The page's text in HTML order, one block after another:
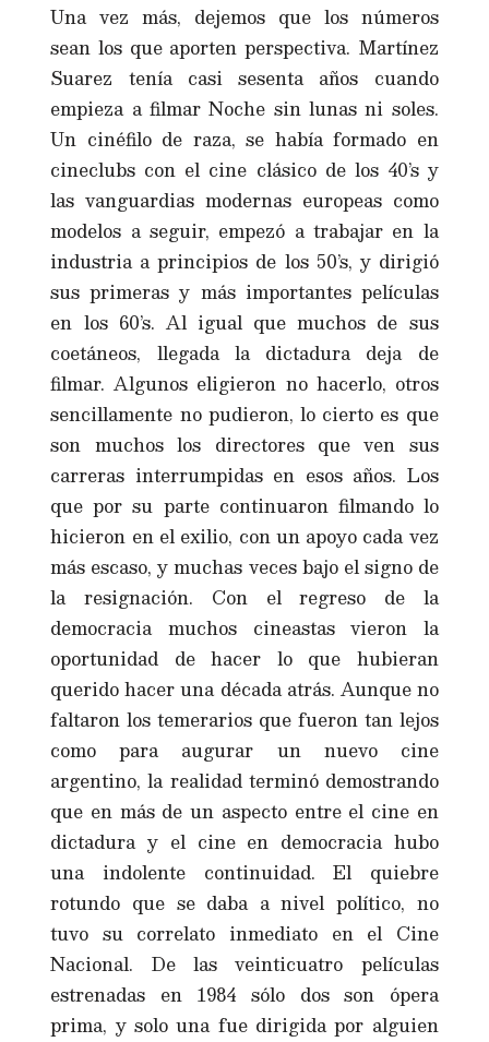
Una vez más, dejemos que los números
sean los que aporten perspectiva. Martínez
Suarez tenía casi sesenta años cuando
empieza a filmar Noche sin lunas ni soles.
Un cinéfilo de raza, se había formado en
cineclubs con el cine clásico de los 40’s y
las vanguardias modernas europeas como
modelos a seguir, empezó a trabajar en la
industria a principios de los 50’s, y dirigió
sus primeras y más importantes películas
en los 60’s. Al igual que muchos de sus
coetáneos, llegada la dictadura deja de
filmar. Algunos eligieron no hacerlo, otros
sencillamente no pudieron, lo cierto es que
son muchos los directores que ven sus
carreras interrumpidas en esos años. Los
que por su parte continuaron filmando lo
hicieron en el exilio, con un apoyo cada vez
más escaso, y muchas veces bajo el signo de
la resignación. Con el regreso de la
democracia muchos cineastas vieron la
oportunidad de hacer lo que hubieran
querido hacer una década atrás. Aunque no
faltaron los temerarios que fueron tan lejos
como para augurar un nuevo cine
argentino, la realidad terminó demostrando
que en más de un aspecto entre el cine en
dictadura y el cine en democracia hubo
una indolente continuidad. El quiebre
rotundo que se daba a nivel político, no
tuvo su correlato inmediato en el Cine
Nacional. De las veinticuatro películas
estrenadas en 1984 sólo dos son ópera
prima, y solo una fue dirigida por alguien